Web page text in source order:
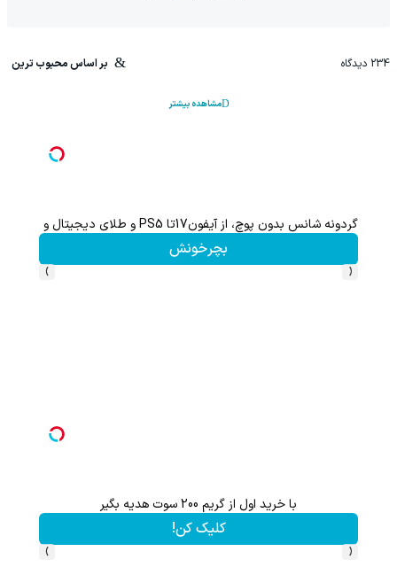
234 دیدگاه بر اساس محبوب ترین
مشاهده بیشتر
گردونه شانس بدون پوچ، از آیفون17تا PS5 و طلای دیجیتال و دلار🔥
بچرخونش
‹
›
با خرید اول از گریم 200 سوت هدیه بگیر
کلیک کن!
‹
›